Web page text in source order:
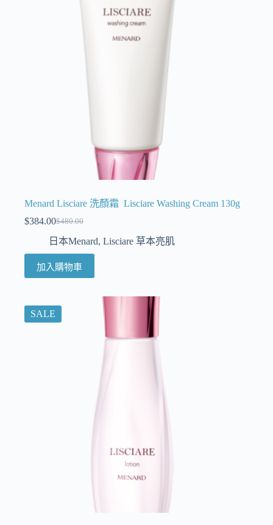
Menard Lisciare 洗顏霜 Lisciare Washing Cream 130g
$480.00
$384.00
日本Menard, Lisciare 草本亮肌
加入購物車
SALE